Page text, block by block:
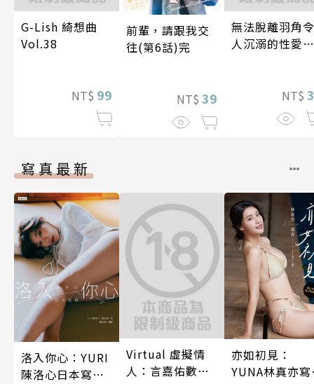
G-Lish 綺想曲
Vol.38
NT$ 99
前輩，請跟我交
往(第6話)完
NT$ 39
無法脫離羽角令
人沉溺的性愛～
漓的夜晚(第7
NT$
寫真最新
洛入你心：YURI
陳洛心日本寫真
Virtual 虛擬情
人：言嘉佑數位
亦如初見：
YUNA林真亦寫